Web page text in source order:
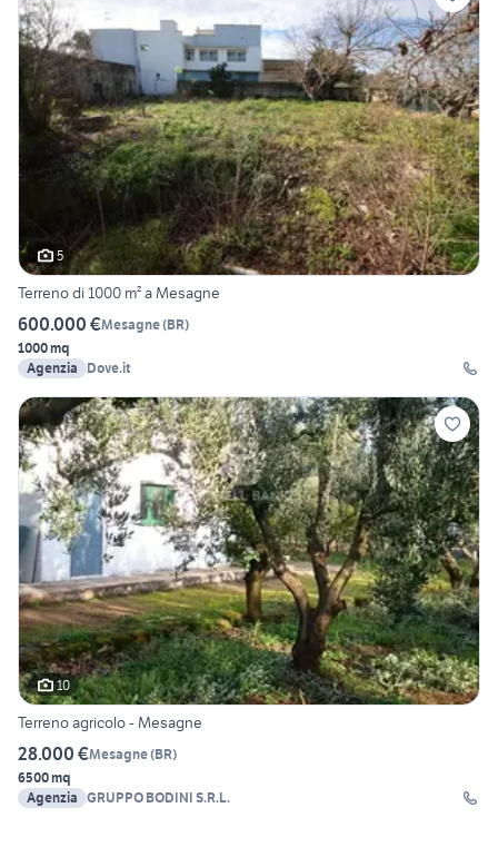
5
Terreno di 1000 m² a Mesagne
600.000 €Mesagne(BR)
1000 mq
Agenzia
Dove.it
10
Terreno agricolo - Mesagne
28.000 €Mesagne(BR)
6500 mq
Agenzia GRUPPO BODINI S.R.L.